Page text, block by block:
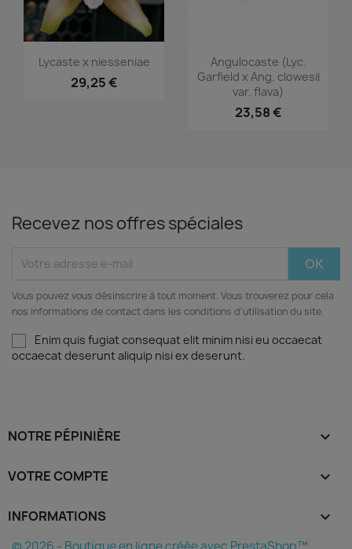
Aperçu rapide
Lycaste x niesseniae
29,25 €
Aperçu rapide
Angulocaste (Lyc.
Garfield x Ang. clowesii
var. flava)
23,58 €
Recevez nos offres spéciales
Vous pouvez vous désinscrire à tout moment. Vous trouverez pour cela
nos informations de contact dans les conditions d'utilisation du site.
Enim quis fugiat consequat elit minim nisi eu occaecat
occaecat deserunt aliquip nisi ex deserunt.
NOTRE PÉPINIÈRE 
VOTRE COMPTE 
INFORMATIONS keyboard_arrow_down